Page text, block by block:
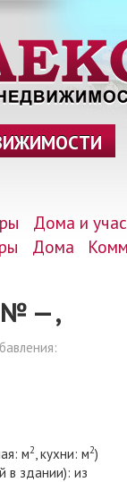
Дома и
Дома
№ —,
м2, кухни: м2)
в здании): из